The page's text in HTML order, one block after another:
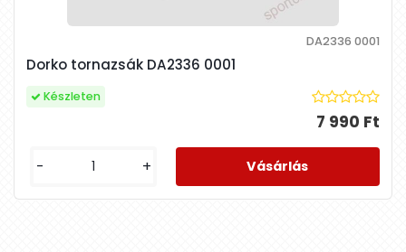
Dorko tornazsák DA2336 0001
DA2336 0001
7 990 Ft
Készleten
- +